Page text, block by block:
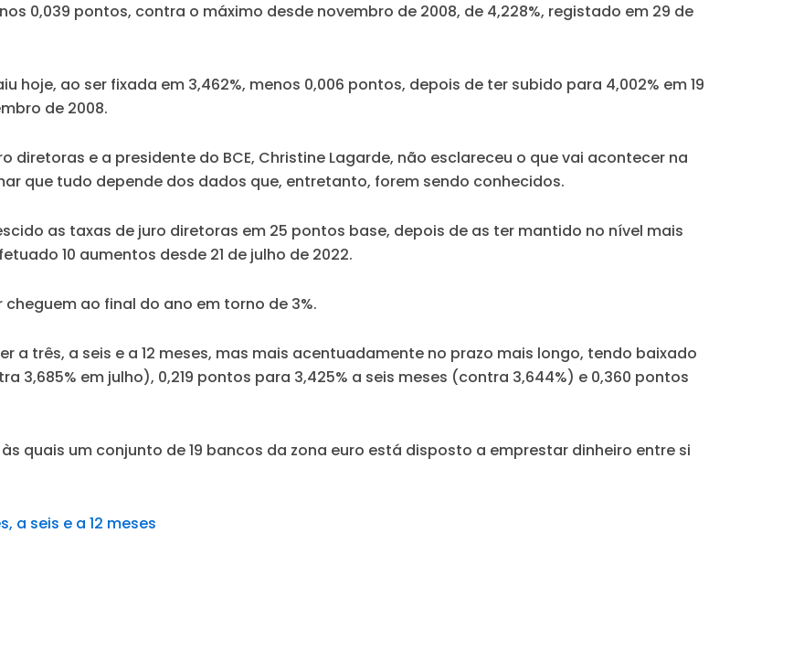
0,039 pontos, contra o máximo desde novembro de 2008, de 4,228%, registado em 29 de
hoje, ao ser fixada em 3,462%, menos 0,006 pontos, depois de ter subido para 4,002% em 19
de 2008.
diretoras e a presidente do BCE, Christine Lagarde, não esclareceu o que vai acontecer na
que tudo depende dos dados que, entretanto, forem sendo conhecidos.
as taxas de juro diretoras em 25 pontos base, depois de as ter mantido no nível mais
10 aumentos desde 21 de julho de 2022.
ao final do ano em torno de 3%.
a três, a seis e a 12 meses, mas mais acentuadamente no prazo mais longo, tendo baixado
3,685% em julho), 0,219 pontos para 3,425% a seis meses (contra 3,644%) e 0,360 pontos
quais um conjunto de 19 bancos da zona euro está disposto a emprestar dinheiro entre si
a seis e a 12 meses